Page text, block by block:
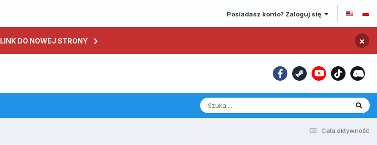
Posiadasz konto? Zaloguj się
LINK DO NOWEJ STRONY ×
Cała aktywność